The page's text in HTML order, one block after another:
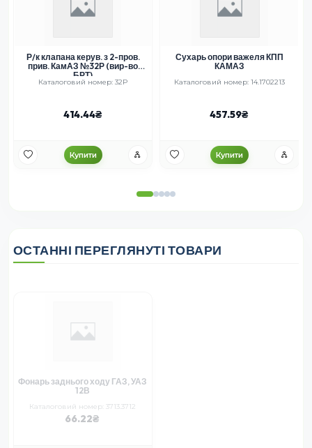
Р/к клапана керув. з 2-пров.
прив. КамАЗ №32Р (вир-во
БРТ)
Каталоговий номер: 32Р
414.44
Купити
Сухарь опори важеля КПП
КАМАЗ
Каталоговий номер: 14.1702213
457.59
Купити
ОСТАННІ ПЕРЕГЛЯНУТІ ТОВАРИ
Фонарь заднього ходу ГАЗ, УАЗ
12В
Каталоговий номер: 3713.3712
66.22